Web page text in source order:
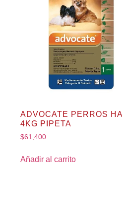
ADVOCATE PERROS
4KG PIPETA
$61,400
Añadir al carrito